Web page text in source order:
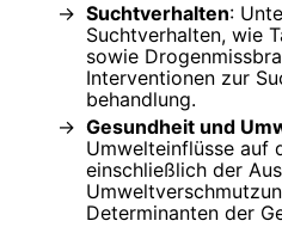
Suchtverhalten:
Suchtverhalten, wie
sowie
Interventionen zur
behandlung.
Gesundheit und
Umwelteinflüsse auf
einschließlich der
Determinanten der